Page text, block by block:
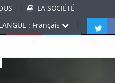
LA SOCIÉTÉ
LANGUE : Français